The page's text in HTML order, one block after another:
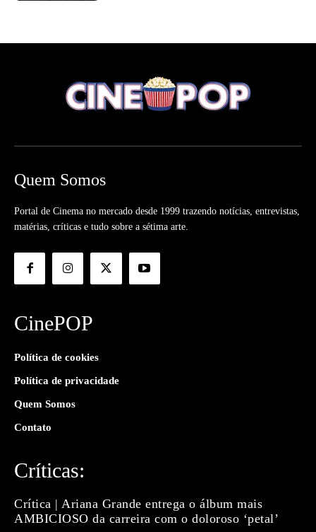
Quem Somos
Portal de Cinema no mercado desde 1999 trazendo notícias, entrevistas,
matérias, críticas e tudo sobre a sétima arte.
CinePOP
Política de cookies
Política de privacidade
Quem Somos
Contato
Críticas:
Crítica | Ariana Grande entrega o álbum mais
AMBICIOSO da carreira com o doloroso ‘petal’